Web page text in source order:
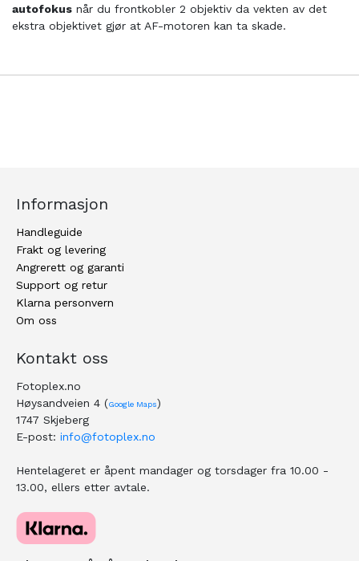
autofokus når du frontkobler 2 objektiv da vekten av det
ekstra objektivet gjør at AF-motoren kan ta skade.
Informasjon
Handleguide
Frakt og levering
Angrerett og garanti
Support og retur
Klarna personvern
Om oss
Kontakt oss
Fotoplex.no
Høysandveien 4 (Google Maps)
1747 Skjeberg
E-post: info@fotoplex.no
Hentelageret er åpent mandager og torsdager fra 10.00 -
13.00, ellers etter avtale.